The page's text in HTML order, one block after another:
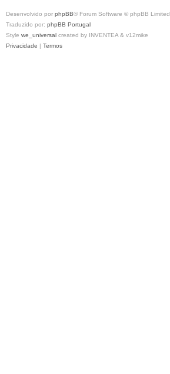
Desenvolvido por phpBB® Forum Software © phpBB Limited
Traduzido por: phpBB Portugal
Style we_universal created by INVENTEA & v12mike
Privacidade | Termos